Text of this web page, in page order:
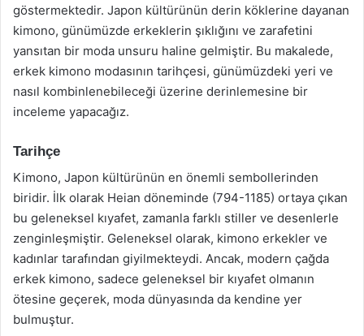
göstermektedir. Japon kültürünün derin köklerine dayanan
kimono, günümüzde erkeklerin şıklığını ve zarafetini
yansıtan bir moda unsuru haline gelmiştir. Bu makalede,
erkek kimono modasının tarihçesi, günümüzdeki yeri ve
nasıl kombinlenebileceği üzerine derinlemesine bir
inceleme yapacağız.
Tarihçe
Kimono, Japon kültürünün en önemli sembollerinden
biridir. İlk olarak Heian döneminde (794-1185) ortaya çıkan
bu geleneksel kıyafet, zamanla farklı stiller ve desenlerle
zenginleşmiştir. Geleneksel olarak, kimono erkekler ve
kadınlar tarafından giyilmekteydi. Ancak, modern çağda
erkek kimono, sadece geleneksel bir kıyafet olmanın
ötesine geçerek, moda dünyasında da kendine yer
bulmuştur.